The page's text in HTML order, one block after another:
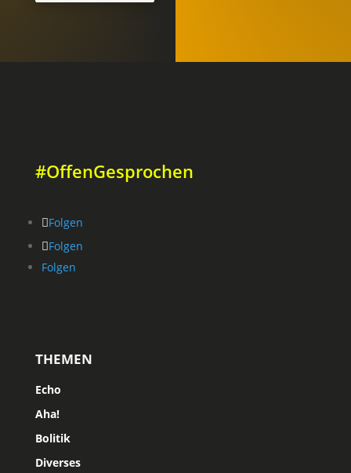
#OffenGesprochen
Folgen
Folgen
Folgen
THEMEN
Echo
Aha!
Bolitik
Diverses